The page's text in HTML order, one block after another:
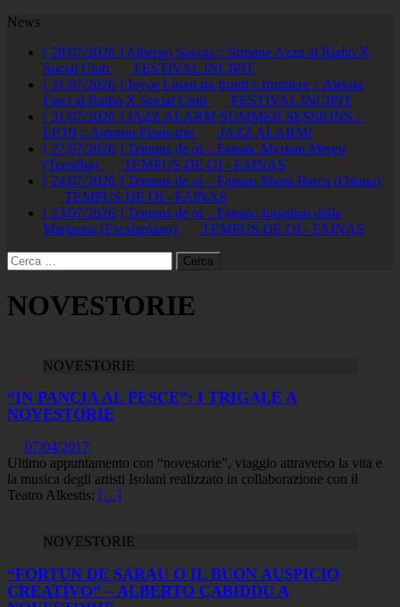
News
[ 28/07/2026 ] Albergo Savoia :: Simone Azzu al Radio X
Social Club
FESTIVAL INCIPIT
[ 21/07/2026 ] Joyce Lussu tra fronti e frontiere :: Alessia
Farci al Radio X Social Club
FESTIVAL INCIPIT
[ 31/07/2026 ] JAZZ ALARM SUMMER SESSIONS –
EP.19 :: Antonio Floris trio
JAZZ ALARM!
[ 27/07/2026 ] Tempus de oi – Fainas: Myriam Mereu
(Terralba)
TEMPUS DE OI - FAINAS
[ 24/07/2026 ] Tempus de oi – Fainas: Maria Barca (Ottana)
TEMPUS DE OI - FAINAS
[ 23/07/2026 ] Tempus de oi – Fainas: Jonathan della
Marianna (Escalaplano)
TEMPUS DE OI - FAINAS
Ricerca
per:
NOVESTORIE
NOVESTORIE
“IN PANCIA AL PESCE”: I TRIGALE A
NOVESTORIE
07/04/2017
Ultimo appuntamento con “novestorie”, viaggio attraverso la vita e
la musica degli artisti Isolani realizzato in collaborazione con il
Teatro Alkestis: […]
NOVESTORIE
“FORTUN DE SARAU O IL BUON AUSPICIO
CREATIVO” – ALBERTO CABIDDU A